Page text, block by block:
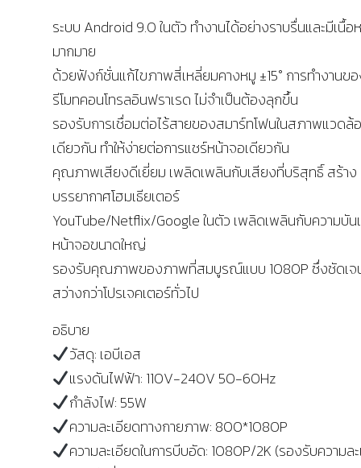
ระบบ Android 9.0 ในตัว ทำงานได้อย่างราบรื่นและมีเนื้อ
มากมาย
ด้วยฟังก์ชั่นแก้ไขภาพสี่เหลี่ยมคางหมู ±15° การทำงานข
รีโมทคอนโทรลอินฟราเรด ไม่จำเป็นต้องลุกขึ้น
รองรับการเชื่อมต่อไร้สายของสมาร์ทโฟนในสภาพแวดล้
เดียวกัน ทำให้ง่ายต่อการแชร์หน้าจอเดียวกัน
คุณภาพเสียงดีเยี่ยม เพลิดเพลินกับเสียงที่บริสุทธิ์ สร้าง
บรรยากาศโฮมเธียเตอร์
YouTube/Netflix/Google ในตัว เพลิดเพลินกับความบัน
หน้าจอขนาดใหญ่
รองรับคุณภาพของภาพที่สมบูรณ์แบบ 1080P ซึ่งชัดเจ
สว่างกว่าโปรเจคเตอร์ทั่วไป
อธิบาย
วัสดุ: เอบีเอส
แรงดันไฟฟ้า: 110V-240V 50-60Hz
กำลังไฟ: 55W
ความละเอียดทางกายภาพ: 800*1080P
ความละเอียดในการบีบอัด: 1080P/2K (รองรับความล